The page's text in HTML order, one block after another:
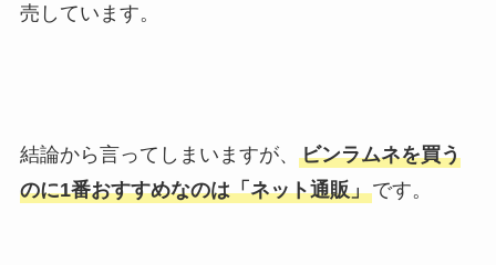
売しています。
結論から言ってしまいますが、 ビンラムネを買う
のに1番おすすめなのは「ネット通販」です。